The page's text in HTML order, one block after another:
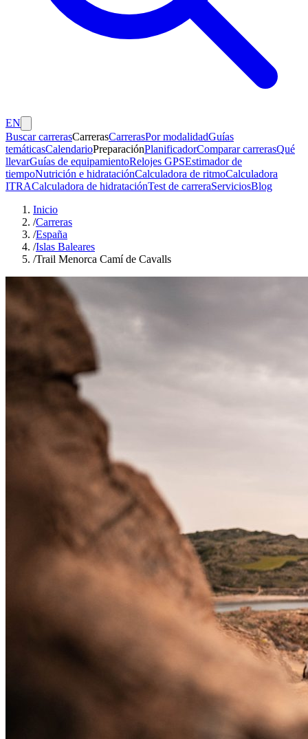
EN
Buscar carrerasCarrerasCarrerasPor modalidadGuías
temáticasCalendarioPreparaciónPlanificadorComparar carrerasQué
llevarGuías de equipamientoRelojes GPSEstimador de
tiempoNutrición e hidrataciónCalculadora de ritmoCalculadora
ITRACalculadora de hidrataciónTest de carreraServiciosBlog
Inicio
/Carreras
/España
/Islas Baleares
/Trail Menorca Camí de Cavalls